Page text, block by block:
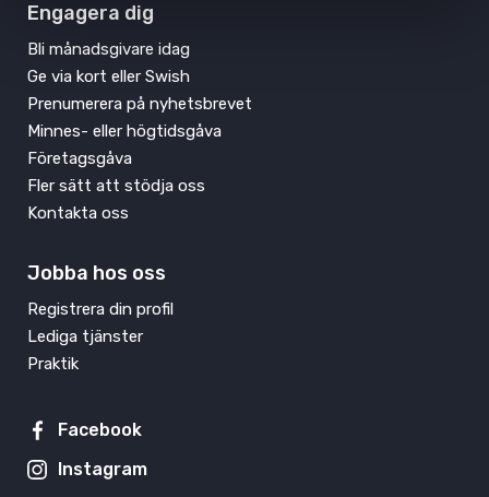
Engagera dig
Bli månadsgivare idag
Ge via kort eller Swish
Prenumerera på nyhetsbrevet
Minnes- eller högtidsgåva
Företagsgåva
Fler sätt att stödja oss
Kontakta oss
Jobba hos oss
Registrera din profil
Lediga tjänster
Praktik
Facebook
Instagram